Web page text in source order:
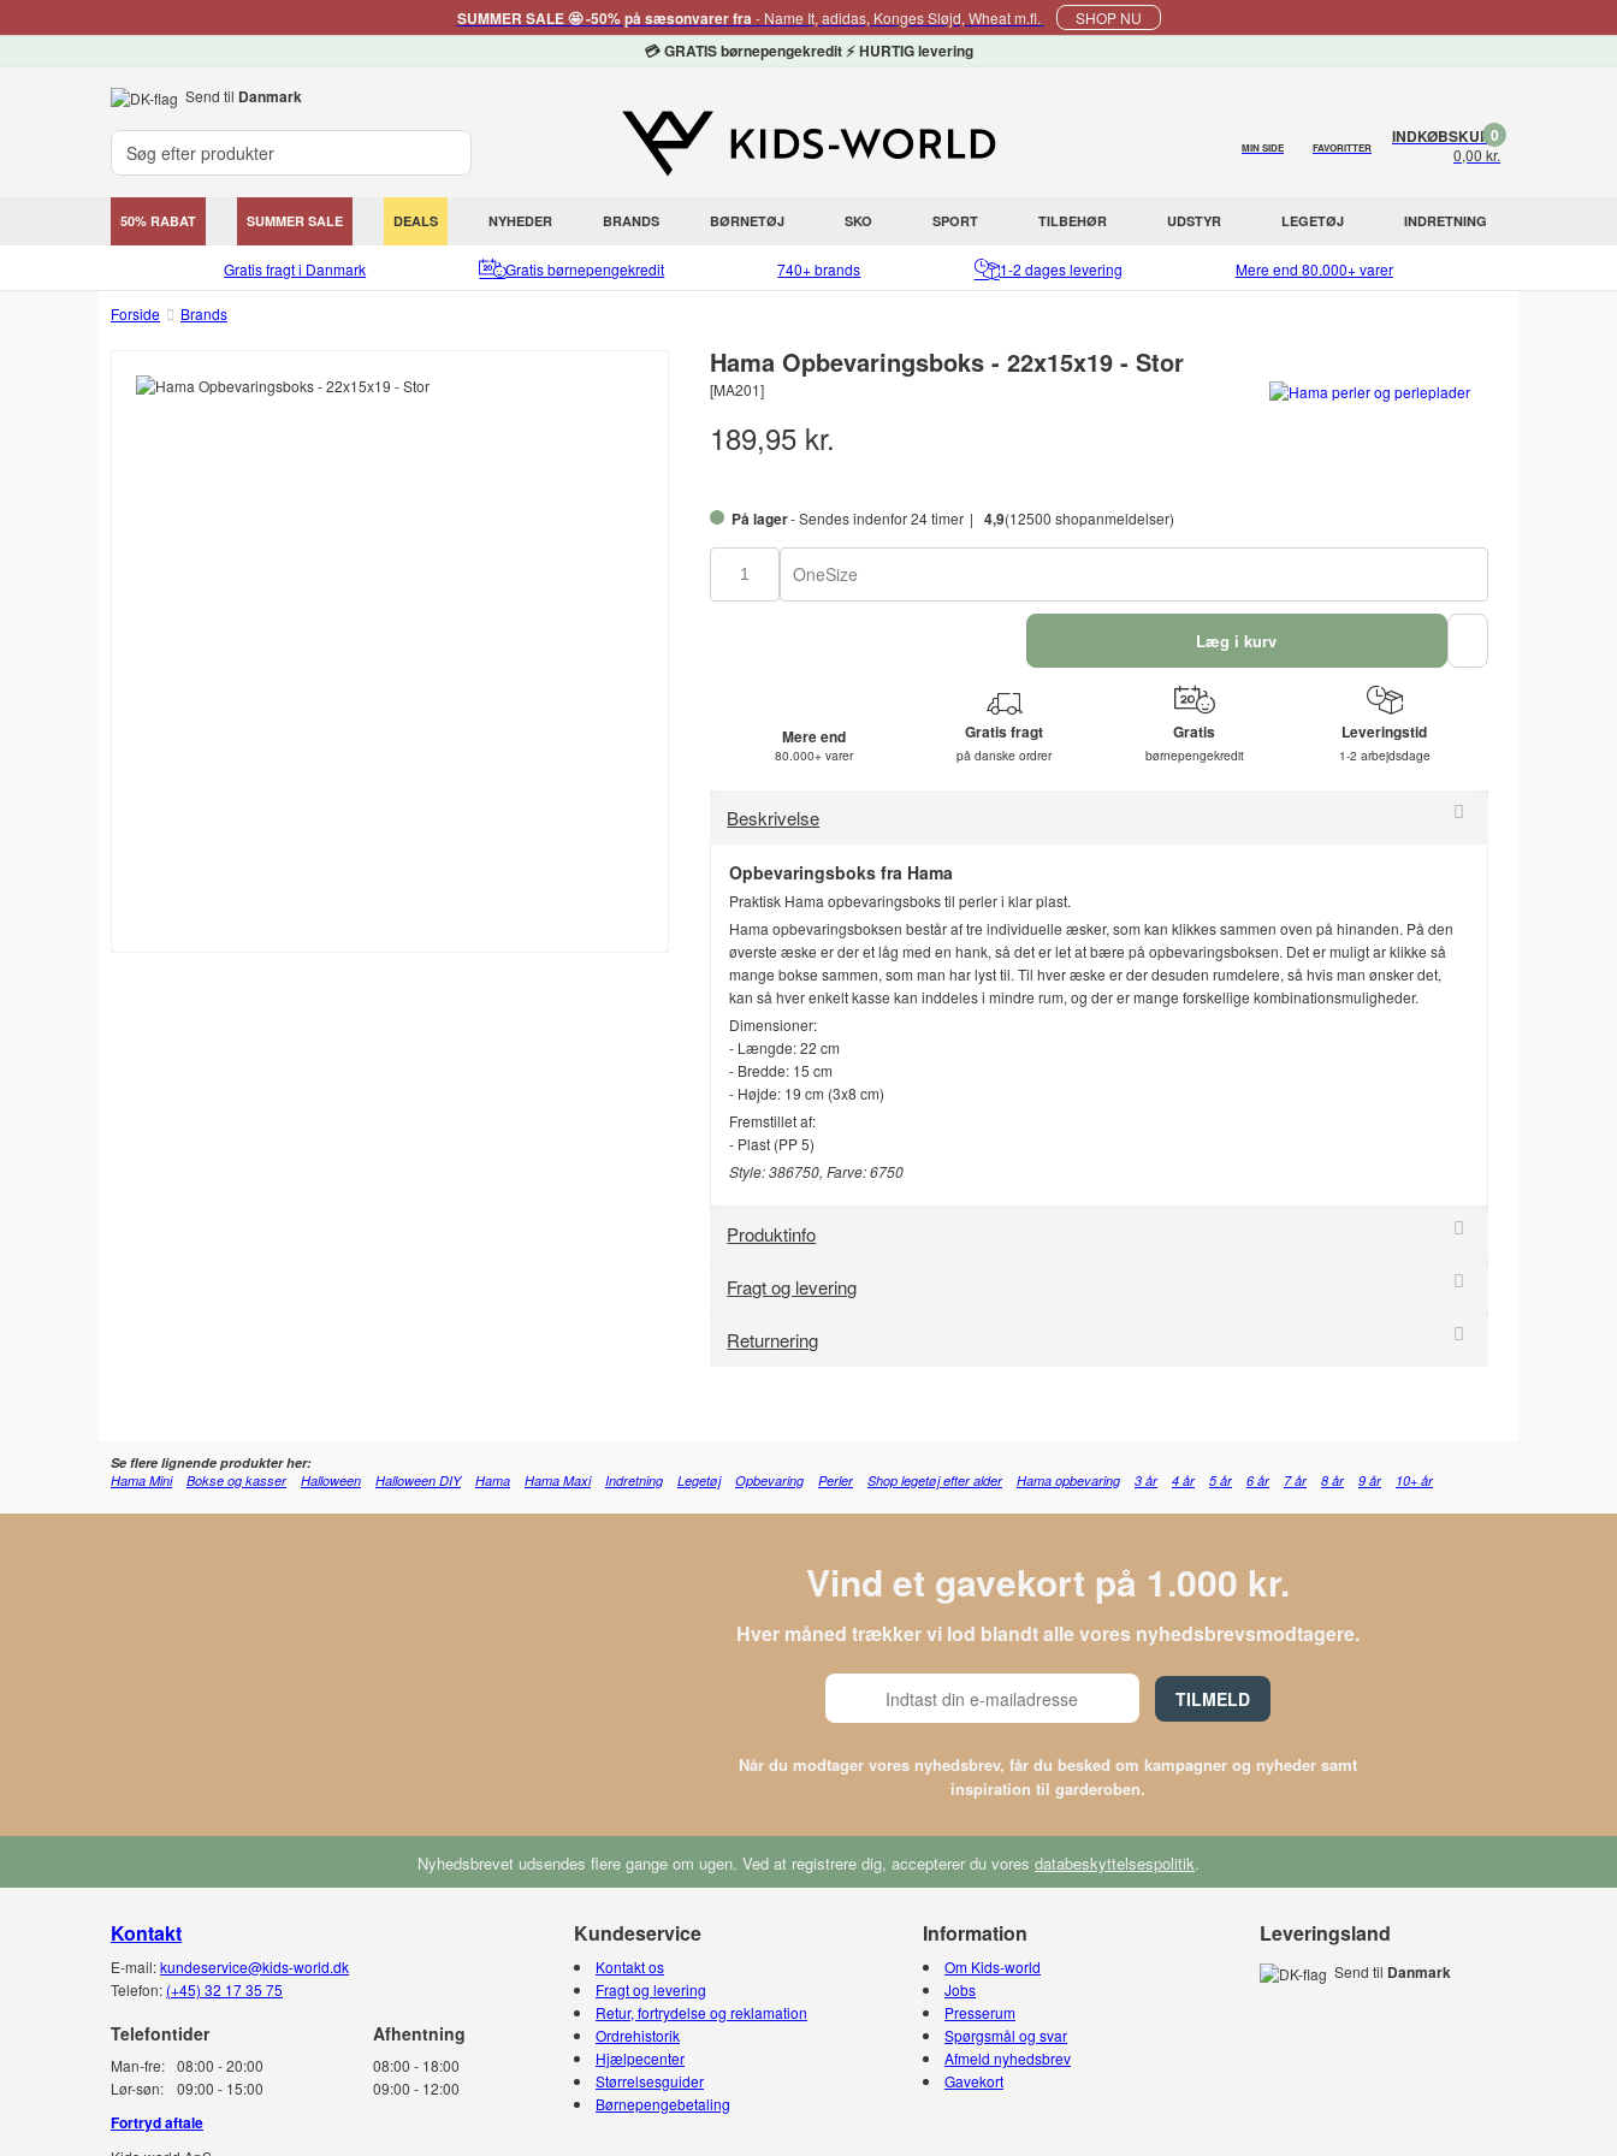
SUMMER SALE 🤩 -50% på sæsonvarer fra- Name It, adidas, Konges Sløjd, Wheat m.fl. SHOP NU
💳 GRATIS børnepengekredit ⚡ HURTIG levering
Send til Danmark
MIN SIDE FAVORITTER
INDKØBSKURV
0,00 kr.
0
50% RABAT SUMMER SALE DEALS NYHEDER BRANDS BØRNETØJ SKO SPORT TILBEHØR UDSTYR LEGETØJ INDRETNING
Gratis fragt i Danmark Gratis børnepengekredit 740+ brands 1-2 dages levering Mere end 80.000+ varer
Forside Brands
Hama Opbevaringsboks - 22x15x19 - Stor
[MA201]
189,95 kr.
På lager- Sendes indenfor 24 timer 4,9(12500 shopanmeldelser)
OneSize
Læg i kurv
Mere end
80.000+ varer
Gratis fragt
på danske ordrer
Gratis
børnepengekredit
Leveringstid
1-2 arbejdsdage
Beskrivelse
Opbevaringsboks fra Hama
Praktisk Hama opbevaringsboks til perler i klar plast.
Hama opbevaringsboksen består af tre individuelle æsker, som kan klikkes sammen oven på hinanden. På den
øverste æske er der et låg med en hank, så det er let at bære på opbevaringsboksen. Det er muligt ar klikke så
mange bokse sammen, som man har lyst til. Til hver æske er der desuden rumdelere, så hvis man ønsker det,
kan så hver enkelt kasse kan inddeles i mindre rum, og der er mange forskellige kombinationsmuligheder.
Dimensioner:
- Længde: 22 cm
- Bredde: 15 cm
- Højde: 19 cm (3x8 cm)
Fremstillet af:
- Plast (PP 5)
Style: 386750, Farve: 6750
Produktinfo
Fragt og levering
Returnering
Se flere lignende produkter her:
Hama Mini
Bokse og kasser Halloween Halloween DIY Hama Hama Maxi Indretning Legetøj Opbevaring Perler Shop legetøj efter alder Hama opbevaring 3 år 4 år 5 år 6 år 7 år 8 år 9 år 10+ år
Vind et gavekort på 1.000 kr.
Hver måned trækker vi lod blandt alle vores nyhedsbrevsmodtagere.
TILMELD
Når du modtager vores nyhedsbrev, får du besked om kampagner og nyheder samt
inspiration til garderoben.
Nyhedsbrevet udsendes flere gange om ugen. Ved at registrere dig, accepterer du vores databeskyttelsespolitik.
Kontakt
E-mail:kundeservice@kids-world.dk
Telefon: (+45) 32 17 35 75
Telefontider
Man-fre: 08:00 - 20:00
Lør-søn:
09:00 - 15:00
08:00 - 18:00
09:00 - 12:00
Fortryd aftale
Kundeservice
Kontakt os
Fragt og levering
Retur, fortrydelse og reklamation
Ordrehistorik
Hjælpecenter
Størrelsesguider
Børnepengebetaling
Information
Om Kids-world
Jobs
Presserum
Spørgsmål og svar
Afmeld nyhedsbrev
Gavekort
Leveringsland
Send til Danmark